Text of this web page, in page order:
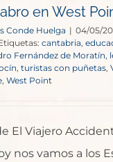
en West
Conde Huelga | 04/05/20
cantabria,
Fernández de Moratín,
, turistas con puñetas,
, West Point
El Viajero
nos vamos a los